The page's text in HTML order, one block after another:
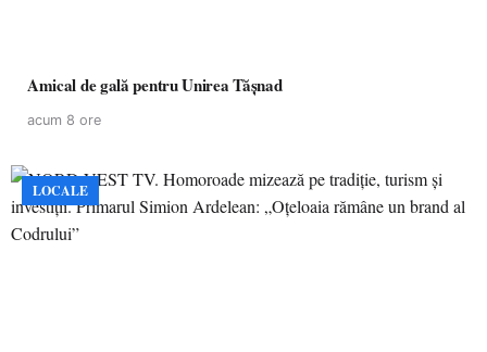
Amical de gală pentru Unirea Tășnad
acum 8 ore
LOCALE